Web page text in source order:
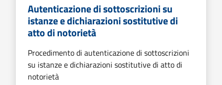
Autenticazione di sottoscrizioni su
istanze e dichiarazioni sostitutive di
atto di notorietà
Procedimento di autenticazione di sottoscrizioni
su istanze e dichiarazioni sostitutive di atto di
notorietà